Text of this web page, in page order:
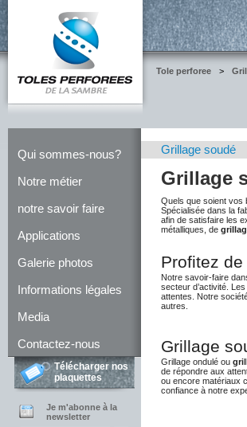
Tole perforee >
Qui sommes-nous?
Notre métier
notre savoir faire
Applications
Galerie photos
Informations légales
Media
Contactez-nous
Télécharger nos
plaquettes
Je m'abonne à la
newsletter
Grillage soudé
Grillage
Quels que soient vos
Spécialisée dans la
afin de satisfaire les
métalliques, de
Profitez
Notre savoir-faire
secteur d’activité.
attentes. Notre
autres.
Grillage
Grillage ondulé ou
de répondre aux
ou encore matériaux
confiance à notre